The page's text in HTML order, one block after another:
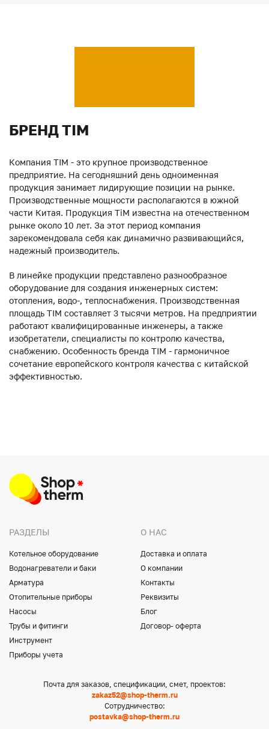
БРЕНД TIM
Компания TIM - это крупное производственное
предприятие. На сегодняшний день одноименная
продукция занимает лидирующие позиции на рынке.
Производственные мощности располагаются в южной
части Китая. Продукция ТiM известна на отечественном
рынке около 10 лет. За этот период компания
зарекомендовала себя как динамично развивающийся,
надежный производитель.
В линейке продукции представлено разнообразное
оборудование для создания инженерных систем:
отопления, водо-, теплоснабжения. Производственная
площадь TIM составляет 3 тысячи метров. На предприятии
работают квалифицированные инженеры, а также
изобретатели, специалисты по контролю качества,
снабжению. Особенность бренда TIM - гармоничное
сочетание европейского контроля качества с китайской
эффективностью.
РАЗДЕЛЫ
Котельное оборудование
Водонагреватели и баки
Арматура
Отопительные приборы
Насосы
Трубы и фитинги
Инструмент
Приборы учета
О НАС
Доставка и оплата
О компании
Контакты
Реквизиты
Блог
Договор- оферта
Почта для заказов, спецификации, смет, проектов:
zakaz52@shop-therm.ru
Сотрудничество:
postavka@shop-therm.ru